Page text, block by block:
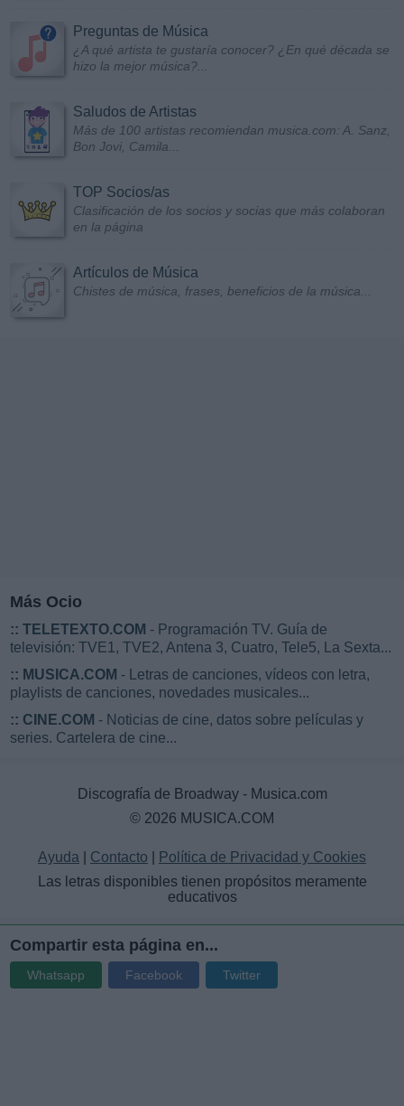
Preguntas de Música
¿A qué artista te gustaría conocer? ¿En qué década se
hizo la mejor música?...
Saludos de Artistas
Más de 100 artistas recomiendan musica.com: A. Sanz,
Bon Jovi, Camila...
TOP Socios/as
Clasificación de los socios y socias que más colaboran
en la página
Artículos de Música
Chistes de música, frases, beneficios de la música...
Más Ocio
:: TELETEXTO.COM - Programación TV. Guía de
televisión: TVE1, TVE2, Antena 3, Cuatro, Tele5, La Sexta...
:: MUSICA.COM - Letras de canciones, vídeos con letra,
playlists de canciones, novedades musicales...
:: CINE.COM - Noticias de cine, datos sobre películas y
series. Cartelera de cine...
Discografía de Broadway - Musica.com
© 2026 MUSICA.COM
Ayuda Contacto
Política de Privacidad y Cookies
Las letras disponibles tienen propósitos meramente
educativos
Compartir esta página en...
Whatsapp Facebook Twitter